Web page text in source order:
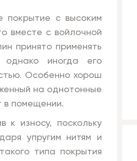
с высоким
вместе с войлочной
принято применять
однако иногда его
Особенно хорош
на однотонные
в помещении.
износу, поскольку
упругим нитям и
типа покрытия